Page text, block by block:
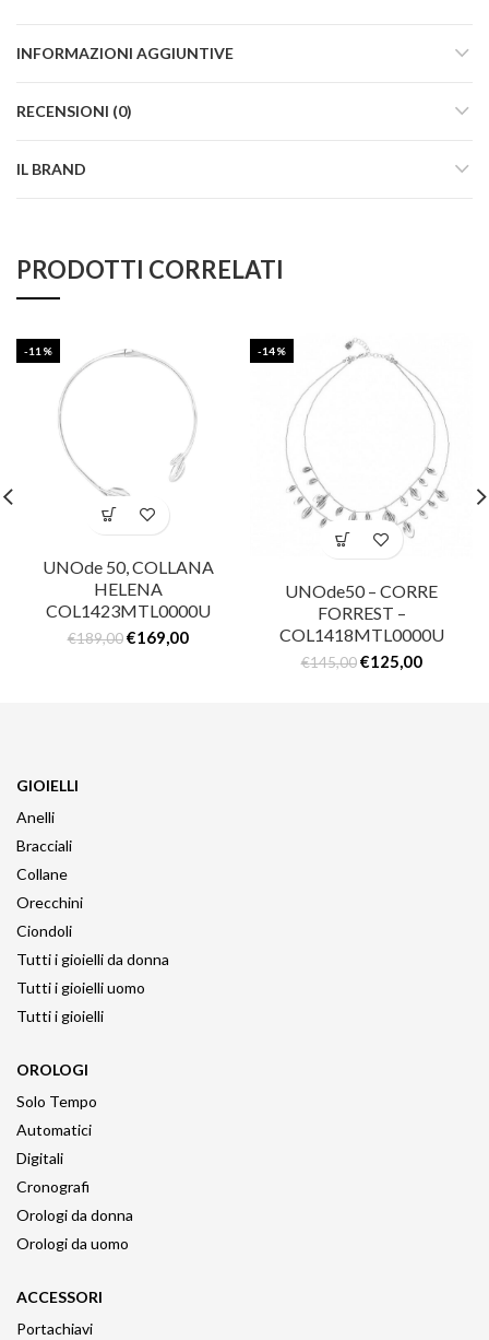
INFORMAZIONI AGGIUNTIVE
RECENSIONI (0)
IL BRAND
PRODOTTI CORRELATI
-11%
UNOde 50, COLLANA
HELENA
COL1423MTL0000U
€189,00 €169,00
-14%
UNOde50 – CORRE
FORREST –
COL1418MTL0000U
€145,00 €125,00
GIOIELLI
Anelli
Bracciali
Collane
Orecchini
Ciondoli
Tutti i gioielli da donna
Tutti i gioielli uomo
Tutti i gioielli
OROLOGI
Solo Tempo
Automatici
Digitali
Cronografi
Orologi da donna
Orologi da uomo
ACCESSORI
Portachiavi